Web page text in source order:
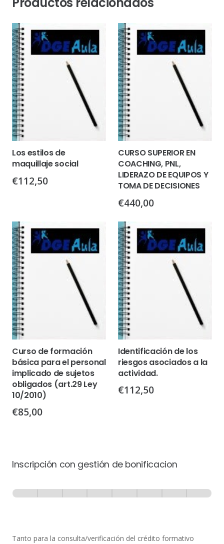
Los estilos de
maquillaje social
€112,50
CURSO SUPERIOR EN
COACHING, PNL,
LIDERAZO DE EQUIPOS Y
TOMA DE DECISIONES
€440,00
Curso de formación
básica para el personal
implicado de sujetos
obligados (art.29 Ley
10/2010)
€85,00
Identificación de los
riesgos asociados a la
actividad.
€112,50
Inscripción con gestión de bonificacion
-
de
Tanto para la consulta/verificación del crédito formativo